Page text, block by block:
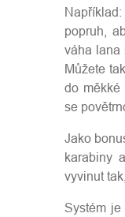
popruh,
váha lana
Můžete
do měkké
se
Jako
karabiny
vyvinut
Systém je